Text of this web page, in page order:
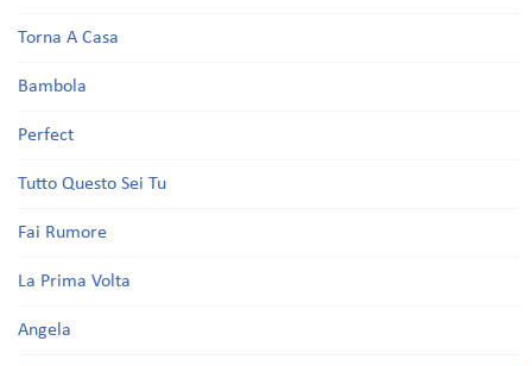
Torna A Casa
Bambola
Perfect
Tutto Questo Sei Tu
Fai Rumore
La Prima Volta
Angela